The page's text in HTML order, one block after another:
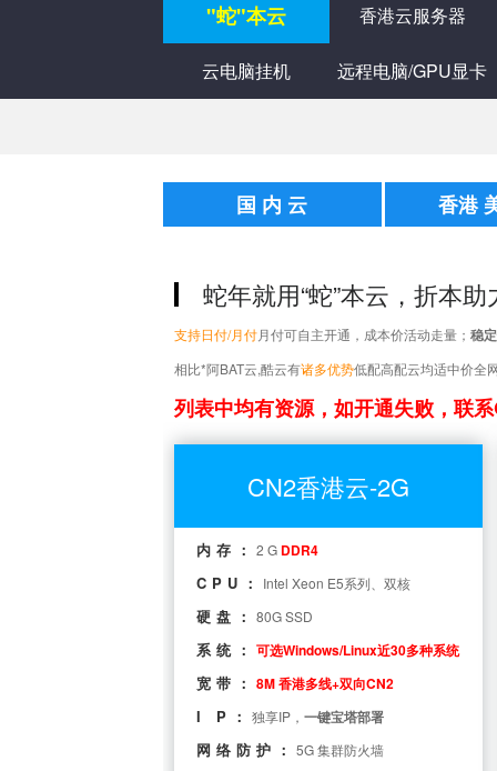
"蛇"本云 香港云服务器
云电脑挂机 远程电脑/GPU显卡
国 内 云 香港
蛇年就用“蛇”本云，折本助
支持日付/月付月付可自主开通，成本价活动走量； 稳
相比*阿BAT云,酷云有诸多优势低配高配云均适中价全
列表中均有资源，如开通失败，联
CN2香港云-2G
内存： 2 G DDR4
CPU： Intel Xeon E5系列、双核
硬盘： 80G SSD
系统： 可选Windows/Linux近30多种系统
宽带： 8M 香港多线+双向CN2
I P： 独享IP， 一键宝塔部署
网络防护： 5G 集群防火墙